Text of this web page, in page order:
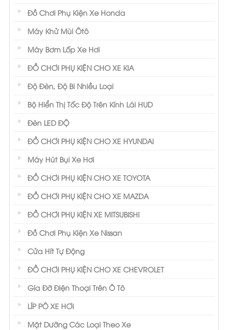
Đồ Chơi Phụ Kiện Xe Honda
Máy Khử Mùi Ôtô
Máy Bơm Lốp Xe Hơi
ĐỒ CHƠI PHỤ KIỆN CHO XE KIA
Độ Đèn, Độ Bi Nhiều Loại
Bộ Hiển Thị Tốc Độ Trên Kính Lái HUD
Đèn LED ĐỘ
ĐỒ CHƠI PHỤ KIỆN CHO XE HYUNDAI
Máy Hút Bụi Xe Hơi
ĐỒ CHƠI PHỤ KIỆN CHO XE TOYOTA
ĐỒ CHƠI PHỤ KIỆN CHO XE MAZDA
ĐỒ CHƠI PHỤ KIỆN XE MITSUBISHI
Đồ Chơi Phụ Kiện Xe Nissan
Cửa Hít Tự Động
ĐỒ CHƠI PHỤ KIỆN CHO XE CHEVROLET
Gía Đỡ Điện Thoại Trên Ô Tô
LÍP PÔ XE HƠI
Mặt Dưỡng Các Loại Theo Xe